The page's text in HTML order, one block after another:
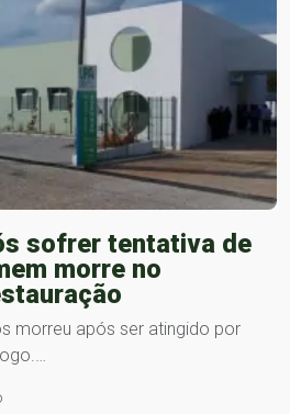
sofrer tentativa de
morre no
morreu após ser atingido por